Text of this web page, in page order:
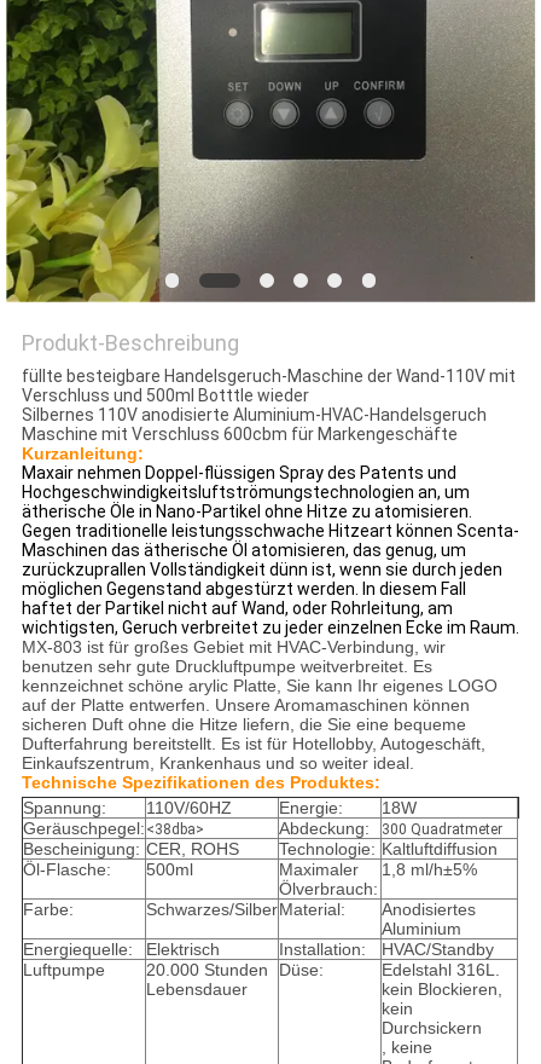
SITEMAP
PRIVACY
POLICY
Produkt-Beschreibung
füllte besteigbare Handelsgeruch-Maschine der Wand-110V mit
Verschluss und 500ml Botttle wieder
Silbernes 110V anodisierte Aluminium-HVAC-Handelsgeruch
Maschine mit Verschluss 600cbm für Markengeschäfte
Kurzanleitung:
Maxair nehmen Doppel-flüssigen Spray des Patents und
Hochgeschwindigkeitsluftströmungstechnologien an, um
ätherische Öle in Nano-Partikel ohne Hitze zu atomisieren.
Gegen traditionelle leistungsschwache Hitzeart können Scenta-
Maschinen das ätherische Öl atomisieren, das genug, um
zurückzuprallen Vollständigkeit dünn ist, wenn sie durch jeden
möglichen Gegenstand abgestürzt werden. In diesem Fall
haftet der Partikel nicht auf Wand, oder Rohrleitung, am
wichtigsten, Geruch verbreitet zu jeder einzelnen Ecke im Raum.
MX-803 ist für großes Gebiet mit HVAC-Verbindung, wir
benutzen sehr gute Druckluftpumpe weitverbreitet. Es
kennzeichnet schöne arylic Platte, Sie kann Ihr eigenes LOGO
auf der Platte entwerfen. Unsere Aromamaschinen können
sicheren Duft ohne die Hitze liefern, die Sie eine bequeme
Dufterfahrung bereitstellt. Es ist für Hotellobby, Autogeschäft,
Einkaufszentrum, Krankenhaus und so weiter ideal.
Technische Spezifikationen des Produktes:
Spannung:
110V/60HZ Energie:
18W
Geräuschpegel: <38dba> Abdeckung: 300 Quadratmeter
Bescheinigung: CER, ROHS Technologie: Kaltluftdiffusion
Öl-Flasche:
500ml
Maximaler
Ölverbrauch:
1,8 ml/h±5%
Farbe: Schwarzes/SilberMaterial:
Anodisiertes
Aluminium
Energiequelle:
Elektrisch Installation:
HVAC/Standby
Luftpumpe
20.000 Stunden
Lebensdauer
Düse:
Edelstahl 316L.
kein Blockieren,
kein
Durchsickern
, keine